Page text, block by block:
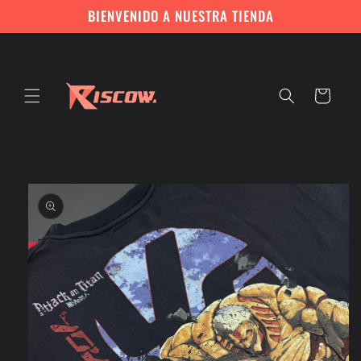
al contenido
BIENVENIDO A NUESTRA TIENDA
Carrito
directamente
información
del producto